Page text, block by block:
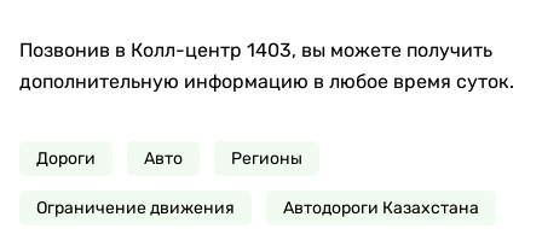
Позвонив в Колл-центр 1403, вы можете получить
дополнительную информацию в любое время суток.
Дороги Авто Регионы
Ограничение движения Автодороги Казахстана